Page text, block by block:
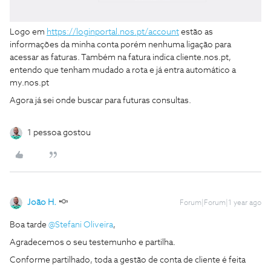
Logo em https://loginportal.nos.pt/account estão as
informações da minha conta porém nenhuma ligação para
acessar as faturas. Também na fatura indica cliente.nos.pt,
entendo que tenham mudado a rota e já entra automático a
my.nos.pt
Agora já sei onde buscar para futuras consultas.
1 pessoa gostou
João H. Forum|Forum|1 year ago
Boa tarde ​ @Stefani Oliveira,
Agradecemos o seu testemunho e partilha.
Conforme partilhado, toda a gestão de conta de cliente é feita